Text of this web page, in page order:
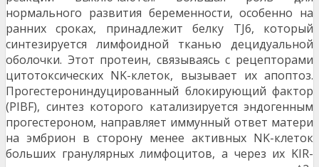
нормального раз­вития беременности, особенно на
ранних сроках, принадлежит белку TJ6, который
синтезируется лимфоидной тканью децидуальной
оболочки. Этот протеин, связываясь с рецепторами
цитотоксических NK-клеток, вызывает их апоптоз.
Прогестерониндуцированный блокирующий фактор
(PIBF), синтез ко­торого катализируется эндогенным
прогестероном, направляет иммунный ответ матери
на эмбрион в сторону менее активных NK-клеток
больших грану­лярных лимфоцитов, а через их KIR-